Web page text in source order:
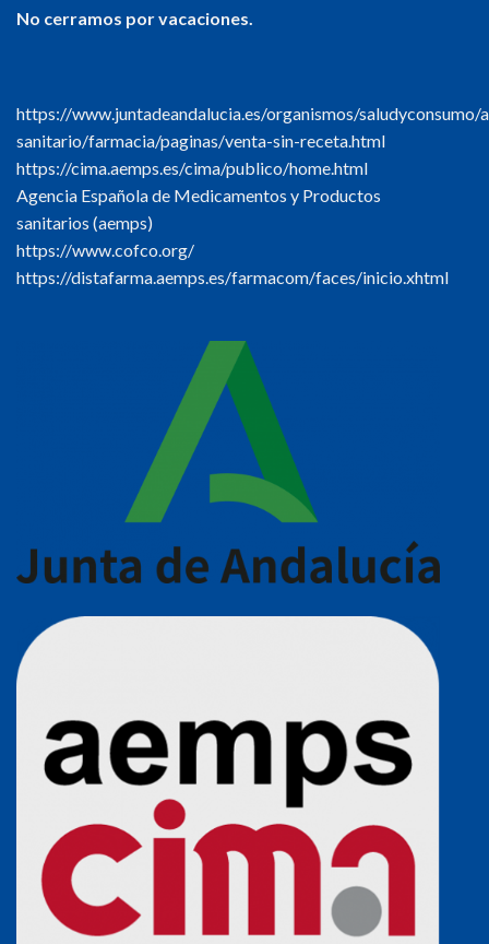
No cerramos por vacaciones.
https://www.juntadeandalucia.es/organismos/saludyconsumo/
sanitario/farmacia/paginas/venta-sin-receta.html
https://cima.aemps.es/cima/publico/home.html
Agencia Española de Medicamentos y Productos
sanitarios (aemps)
https://www.cofco.org/
https://distafarma.aemps.es/farmacom/faces/inicio.xhtml